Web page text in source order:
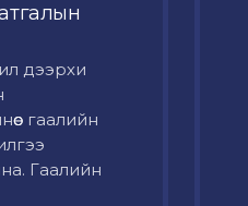
дээрхи
гаалийн
Гаалийн